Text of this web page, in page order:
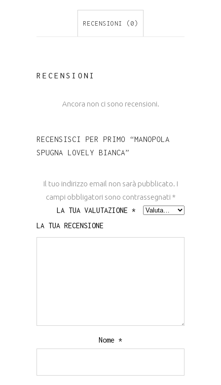
RECENSIONI (0)
RECENSIONI
Ancora non ci sono recensioni.
RECENSISCI PER PRIMO “MANOPOLA
SPUGNA LOVELY BIANCA”
Il tuo indirizzo email non sarà pubblicato. I
campi obbligatori sono contrassegnati *
LA TUA VALUTAZIONE *
LA TUA RECENSIONE
Nome *